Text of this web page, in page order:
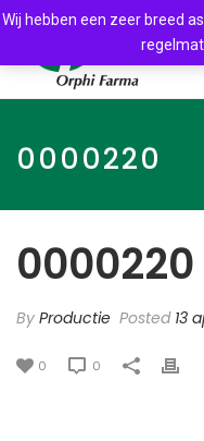
0000220
0000220
By Productie Posted 13
0 0
Wij hebben een zeer breed